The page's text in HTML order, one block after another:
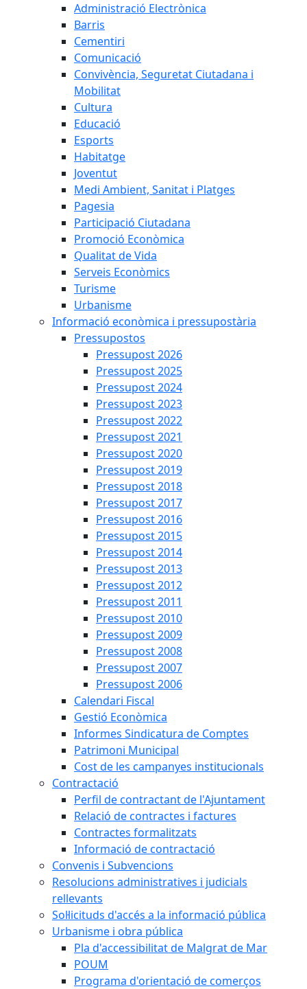
Administració Electrònica
Barris
Cementiri
Comunicació
Convivència, Seguretat Ciutadana i
Mobilitat
Cultura
Educació
Esports
Habitatge
Joventut
Medi Ambient, Sanitat i Platges
Pagesia
Participació Ciutadana
Promoció Econòmica
Qualitat de Vida
Serveis Econòmics
Turisme
Urbanisme
Informació econòmica i pressupostària
Pressupostos
Pressupost 2026
Pressupost 2025
Pressupost 2024
Pressupost 2023
Pressupost 2022
Pressupost 2021
Pressupost 2020
Pressupost 2019
Pressupost 2018
Pressupost 2017
Pressupost 2016
Pressupost 2015
Pressupost 2014
Pressupost 2013
Pressupost 2012
Pressupost 2011
Pressupost 2010
Pressupost 2009
Pressupost 2008
Pressupost 2007
Pressupost 2006
Calendari Fiscal
Gestió Econòmica
Informes Sindicatura de Comptes
Patrimoni Municipal
Cost de les campanyes institucionals
Contractació
Perfil de contractant de l'Ajuntament
Relació de contractes i factures
Contractes formalitzats
Informació de contractació
Convenis i Subvencions
Resolucions administratives i judicials
rellevants
Sol·licituds d'accés a la informació pública
Urbanisme i obra pública
Pla d'accessibilitat de Malgrat de Mar
POUM
Programa d'orientació de comerços